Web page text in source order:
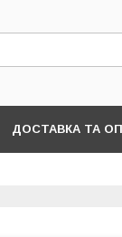
ДОСТАВКА ТА